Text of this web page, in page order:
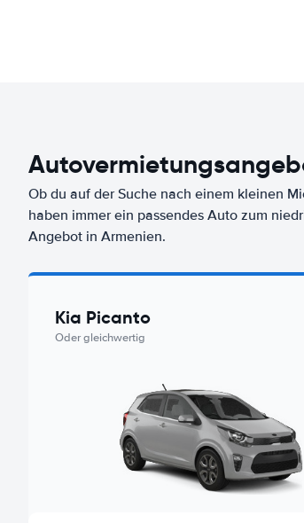
Ob du auf der Suche nach einem kleinen
haben immer ein passendes Auto zum
Angebot in Armenien.
Kia Picanto
Oder gleichwertig